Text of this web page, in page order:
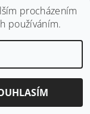
procházením
používáním.